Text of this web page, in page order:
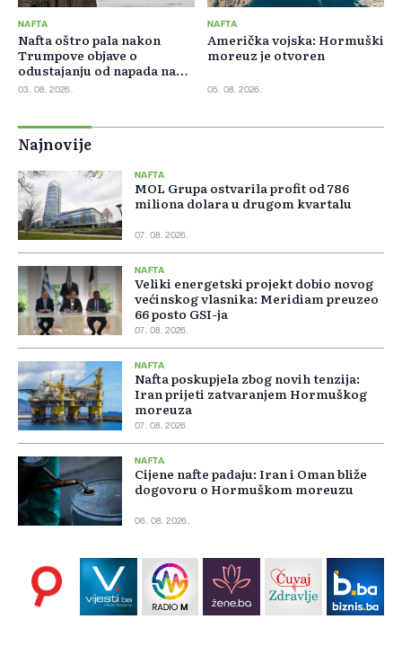
NAFTA
Nafta oštro pala nakon
Trumpove objave o
odustajanju od napada na
Iran
03. 08. 2026.
NAFTA
Američka vojska: Hormuški
moreuz je otvoren
05. 08. 2026.
Najnovije
NAFTA
MOL Grupa ostvarila profit od 786
miliona dolara u drugom kvartalu
07. 08. 2026.
NAFTA
Veliki energetski projekt dobio novog
većinskog vlasnika: Meridiam preuzeo
66 posto GSI-ja
07. 08. 2026.
NAFTA
Nafta poskupjela zbog novih tenzija:
Iran prijeti zatvaranjem Hormuškog
moreuza
07. 08. 2026.
NAFTA
Cijene nafte padaju: Iran i Oman bliže
dogovoru o Hormuškom moreuzu
06. 08. 2026.